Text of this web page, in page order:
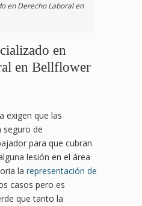
en Derecho Laboral en
en
en Bellflower
exigen que las
seguro de
para que cubran
lesión en el área
la representación de
casos pero es
que tanto la